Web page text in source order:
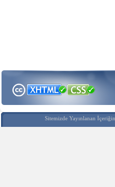
Sitemizde Yayınlanan